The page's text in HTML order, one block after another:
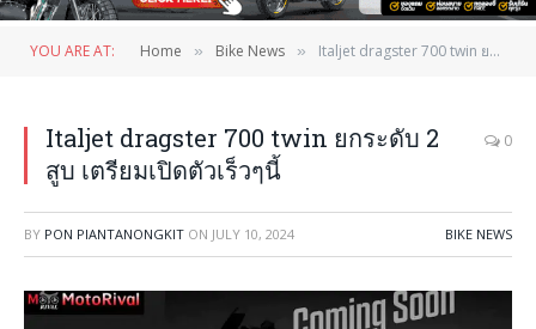
YOU ARE AT: Home » Bike News » Italjet dragster 700 twin ยกระดับ 2 สูบ เตรียมเปิดตัวเร็วๆนี้
Italjet dragster 700 twin ยกระดับ 2
สูบ เตรียมเปิดตัวเร็วๆนี้
0
BY PON PIANTANONGKIT ON JULY 10, 2024 BIKE NEWS